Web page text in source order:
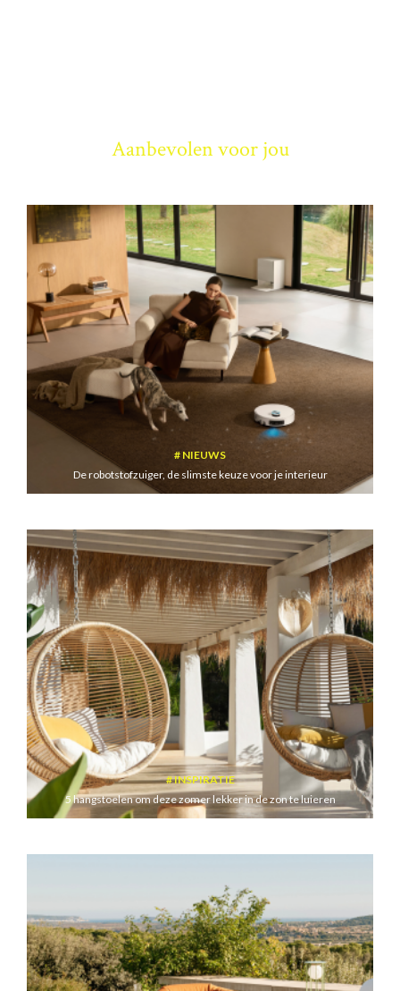
Aanbevolen voor jou
NIEUWS
De robotstofzuiger, de slimste keuze voor je interieur
INSPIRATIE
5 hangstoelen om deze zomer lekker in de zon te luieren